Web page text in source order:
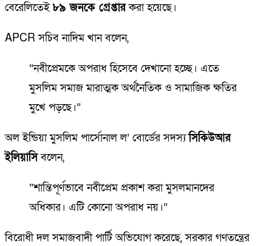
বেরেলিতেই৮৯ জনকে গ্রেপ্তারকরা হয়েছে।
APCR সচিব নাদিম খান বলেন,
“নবীপ্রেমকে অপরাধ হিসেবে দেখানো হচ্ছে। এতে
মুসলিম সমাজ মারাত্মক অর্থনৈতিক ও সামাজিক ক্ষতির
মুখে পড়ছে।”
অল ইন্ডিয়া মুসলিম পার্সোনাল ল’ বোর্ডের সদস্যসিকিউআর
ইলিয়াসিবলেন,
“শান্তিপূর্ণভাবে নবীপ্রেম প্রকাশ করা মুসলমানদের
অধিকার। এটি কোনো অপরাধ নয়।”
বিরোধী দল সমাজবাদী পার্টি অভিযোগ করেছে, সরকার গণতন্ত্রের